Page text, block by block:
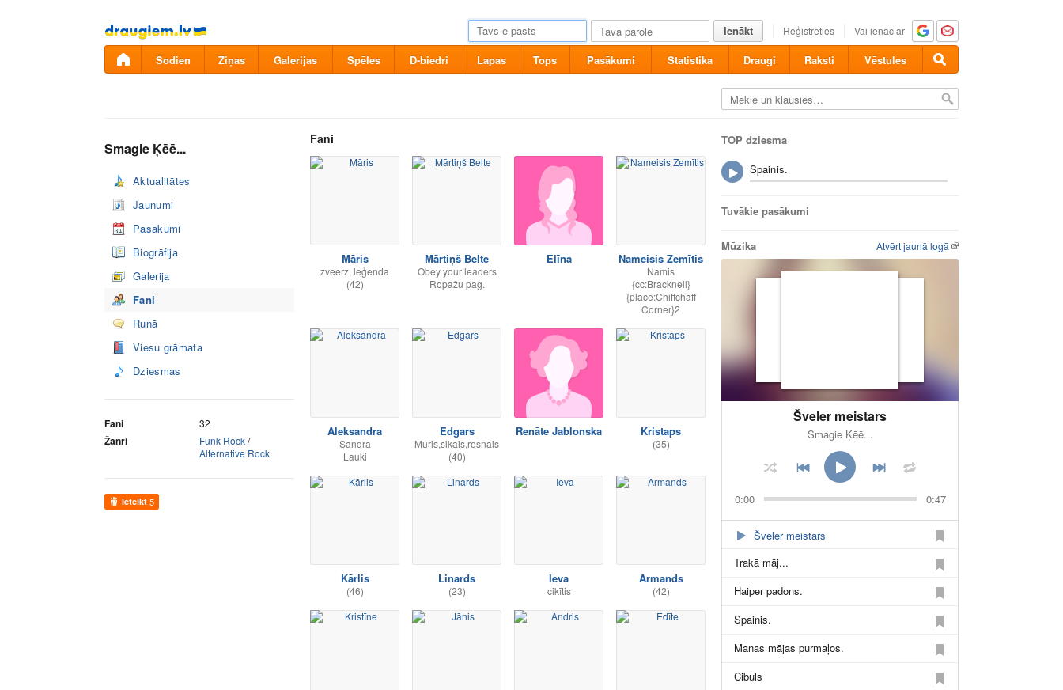
Pāriet
uz
saturu
Ienākt Reģistrēties Vai ienāc ar
Šodien Ziņas Galerijas Spēles D-biedri Lapas Tops Pasākumi Statistika Draugi Raksti Vēstules
Smagie Ķēē...
Aktualitātes
Jaunumi
Pasākumi
Biogrāfija
Galerija
Fani
Runā
Viesu grāmata
Dziesmas
Fani 32
Žanri Funk Rock/
Alternative Rock
Ieteikt 5
Fani
Māris
zveerz, leģenda
(42)
Mārtiņš Belte
Obey your leaders
Ropažu pag.
Elīna Nameisis Zemītis
Namis
{cc:Bracknell}
{place:Chiffchaff
Corner}2
Aleksandra
Sandra
Lauki
Edgars
Muris,sikais,resnais
(40)
Renāte Jablonska Kristaps
(35)
Kārlis
(46)
Linards
(23)
Ieva
cikītis
Armands
(42)
TOP dziesma
Spainis.
Tuvākie pasākumi
Atvērt jaunā logā
Mūzika
Šveler meistars
Smagie Ķēē...
0:00 0:47
Šveler meistars
Trakā māj...
Haiper padons.
Spainis.
Manas mājas purmaļos.
Cibuls